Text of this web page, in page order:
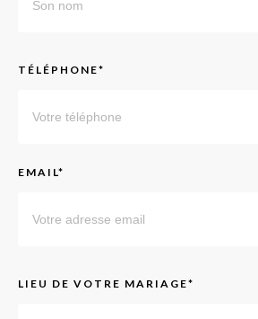
TÉLÉPHONE*
EMAIL*
LIEU DE VOTRE MARIAGE*